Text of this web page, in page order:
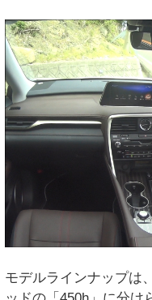
モデルラインナップは